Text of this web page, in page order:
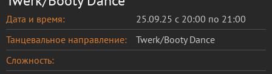
Дата и время:
25.09.25 с 20:00 по 21:00
Танцевальное направление:
Twerk/Booty Dance
Сложность: